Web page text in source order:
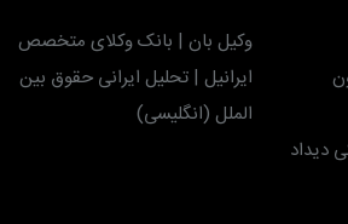
دیداد
وکیل بان | بانک وکلای متخصص
ایرانیل | تحلیل ایرانی حقوق بین
الملل (انگلیسی)